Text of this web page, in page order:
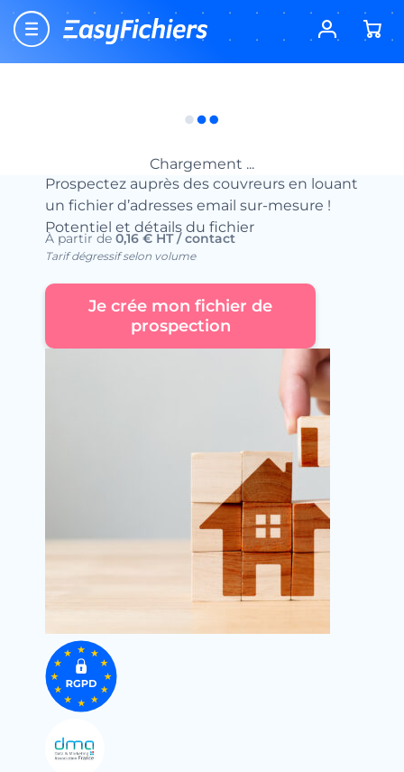
Chargement ...
Accueil
Location fichier email btob
Location fichiers emails
Prospectez auprès des couvreurs en louant
un fichier d’adresses email sur-mesure !
Potentiel et détails du fichier
À partir de 0,16 € HT / contact
Tarif dégressif selon volume
Je crée mon fichier de
prospection